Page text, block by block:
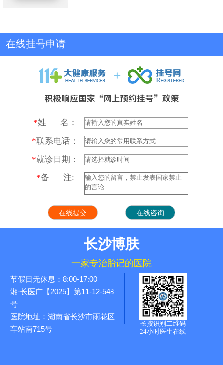
在线挂号申请
*姓 名：
*联系电话：
*就诊日期：
*备 注:
长沙博肤
一家专治胎记的医院
节假日无休息：8:00-17:00
湘·长医广【2025】第11-12-548
号
医院地址：湖南省长沙市雨花区
车站南715号
长按识别二维码
24小时医生在线